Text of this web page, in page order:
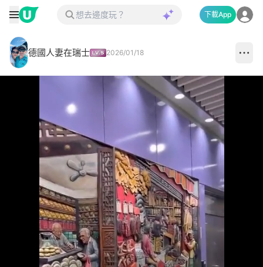
下載App
德國人妻在瑞士 2026/01/18